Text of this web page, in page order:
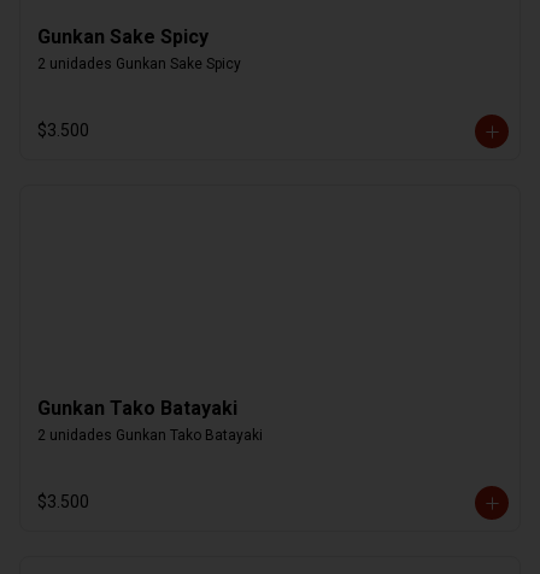
Gunkan Sake Spicy
2 unidades Gunkan Sake Spicy
$3.500
Gunkan Tako Batayaki
2 unidades Gunkan Tako Batayaki
$3.500